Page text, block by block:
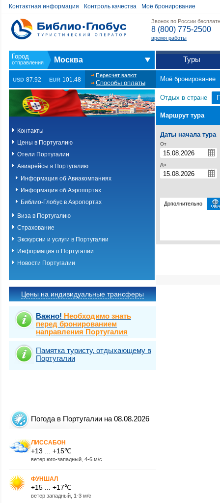
Контактная информация Контроль качества Моё бронирование
Звонок по России
8 (800) 775-2500
время работы
Москва Туры
USD 87.92 EUR 101.48
Пересчет валют
Способы оплаты
Моё бронирование
Контакты
Цены в Португалию
Отели Португалии
Авиарейсы в Португалию
Информация об Авиакомпаниях
Информация об Аэропортах
Библио-Глобус в Аэропортах
Виза в Португалию
Страхование
Экскурсии и услуги в Португалии
Информация о Португалии
Новости Португалии
Цены на индивидуальные трансферы
Важно! Необходимо знать
перед бронированием
направления Португалия
Памятка туристу, отдыхающему в
Португалии
Погода в Португалии на 08.08.2026
ЛИССАБОН
+13 ... +15℃
ветер юго-западный, 4-6 м/с
ФУНШАЛ
+15 ... +17℃
ветер западный, 1-3 м/с
Отдых в стране
Маршрут тура
Даты начала тура
От
До
Дополнительно
Виза